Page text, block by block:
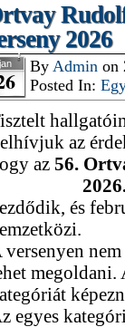
2026
jan ByAdmin on
Posted In:
az
az56.
és
versenyen
egyes